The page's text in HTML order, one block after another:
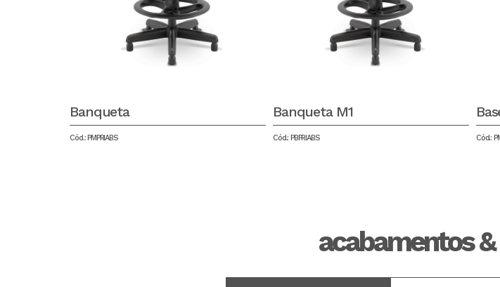
Banqueta
Cód.: PMPRIABS
Banqueta M1
Cód.: PBPRIABS Cód.:
acabamentos &